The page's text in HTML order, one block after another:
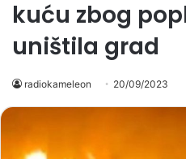
kuću zbog
uništila grad
radiokameleon 20/09/2023